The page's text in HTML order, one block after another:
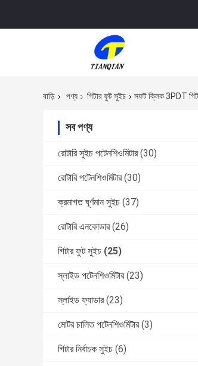
বাড়ি পণ্য গিটার ফুট সুইচ সফট ক্লিক 3PDT
সব পণ্য
রোটারি সুইচ পটেনশিওমিটার (30)
রোটারি পটেনশিওমিটার (30)
ক্রমাগত ঘূর্ণমান সুইচ (37)
রোটারি এনকোডার (26)
গিটার ফুট সুইচ (25)
স্লাইড পটেনশিওমিটার (23)
স্লাইড ফ্যাডার (23)
মোটর চালিত পটেনশিওমিটার (3)
গিটার নির্বাচক সুইচ (6)